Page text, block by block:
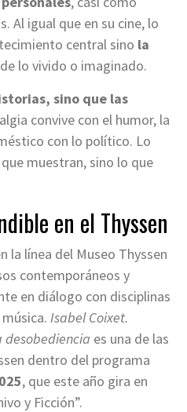
Al igual que en su cine, lo
central sino la
lo vivido o imaginado.
sino que las
convive con el humor, la
con lo político. Lo
muestran, sino lo que
en el Thyssen
la línea del Museo Thyssen
contemporáneos y
en diálogo con disciplinas
Isabel Coixet.
desobediencia es una de las
dentro del programa
, que este año gira en
y Ficción”.